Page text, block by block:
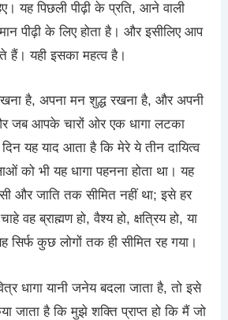
यह पिछली पीढ़ी के प्रति, आने वाली
पीढ़ी के लिए होता है। और इसीलिए आप
हैं। यही इसका महत्व है।
है, अपना मन शुद्ध रखना है, और अपनी
जब आपके चारों ओर एक धागा लटका
यह याद आता है कि मेरे ये तीन दायित्व
को भी यह धागा पहनना होता था। यह
और जाति तक सीमित नहीं था; इसे हर
वह ब्राह्मण हो, वैश्य हो, क्षत्रिय हो, या
सिर्फ कुछ लोगों तक ही सीमित रह गया।
धागा यानी जनेय बदला जाता है, तो इसे
जाता है कि मुझे शक्ति प्राप्त हो कि मैं जो